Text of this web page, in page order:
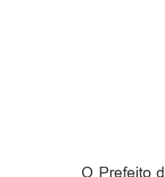
O Prefeito